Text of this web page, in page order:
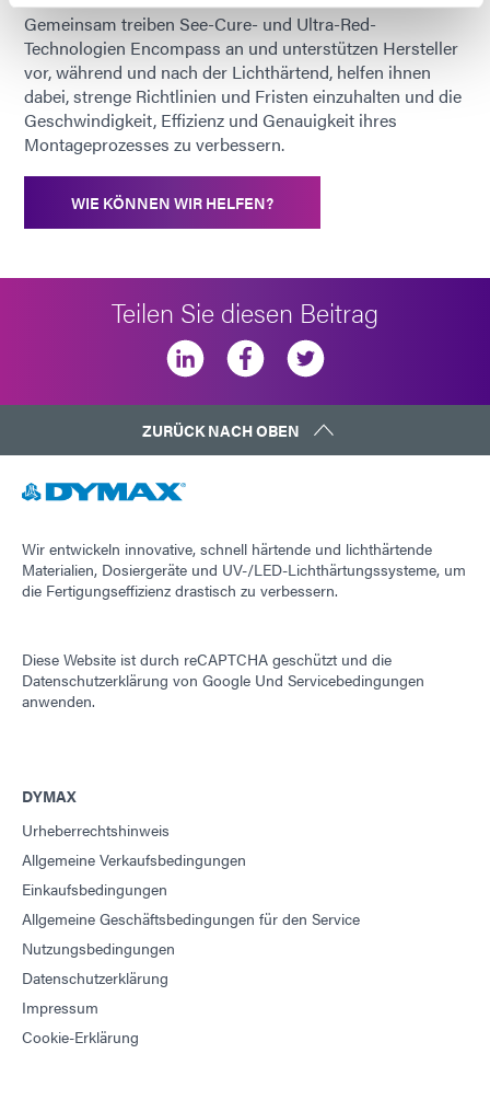
Gemeinsam treiben See-Cure- und Ultra-Red-
Technologien Encompass an und unterstützen Hersteller
vor, während und nach der Lichthärtend, helfen ihnen
dabei, strenge Richtlinien und Fristen einzuhalten und die
Geschwindigkeit, Effizienz und Genauigkeit ihres
Montageprozesses zu verbessern.
WIE KÖNNEN WIR HELFEN?
Teilen Sie diesen Beitrag
ZURÜCK NACH OBEN
Wir entwickeln innovative, schnell härtende und lichthärtende
Materialien, Dosiergeräte und UV-/LED-Lichthärtungssysteme, um
die Fertigungseffizienz drastisch zu verbessern.
Diese Website ist durch reCAPTCHA geschützt und die
Datenschutzerklärung von Google Und Servicebedingungen
anwenden.
DYMAX
Urheberrechtshinweis
Allgemeine Verkaufsbedingungen
Einkaufsbedingungen
Allgemeine Geschäftsbedingungen für den Service
Nutzungsbedingungen
Datenschutzerklärung
Impressum
Cookie-Erklärung